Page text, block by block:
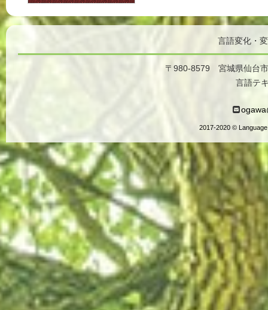
言語変化・
〒980-8579 宮城県仙台
言語テ
2017-2020 ©